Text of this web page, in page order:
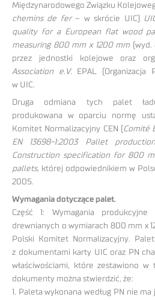
Międzynarodowego Związku
chemins de fer– w skrócie UIC)
quality for a European flat wood
measuring 800 mm x 1200 mm (wyd.
przez jednostki kolejowe oraz
Association e.V. EPAL (Organizacja
w UIC.
Druga odmiana tych palet
produkowana w oparciu normę
Komitet Normalizacyjny CEN (Comité
EN 13698-1:2003 Pallet
Construction specification for 800
pallets, której odpowiednikiem w
2005.
Wymagania dotyczące palet.
Część 1: Wymagania
drewnianych o wymiarach 800 mm x
Polski Komitet Normalizacyjny.
z dokumentami karty UIC oraz PN
właściwościami, które zestawiono w
dokumenty można stwierdzić, że:
1. Paleta wykonana według PN nie